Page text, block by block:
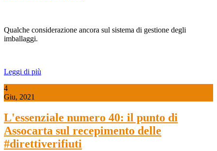
Qualche considerazione ancora sul sistema di gestione degli
imballaggi.
Leggi di più
4
Giu, 2021
L'essenziale numero 40: il punto di
Assocarta sul recepimento delle
#direttiverifiuti